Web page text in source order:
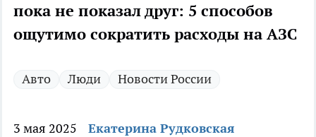
пока не показал друг: 5 способов
ощутимо сократить расходы на АЗС
Авто Люди Новости России
3 мая 2025 Екатерина Рудковская